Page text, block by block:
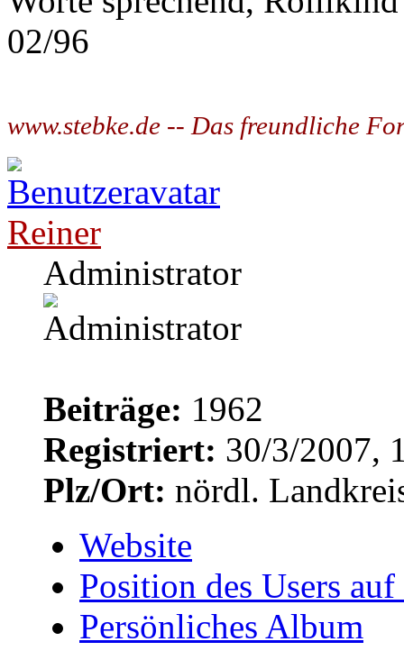
02/96
www.stebke.de -- Das freundliche
Reiner
Administrator
Beiträge: 1962
Registriert: 30/3/2007,
Plz/Ort: nördl.
Website
Position des Users
Persönliches Album